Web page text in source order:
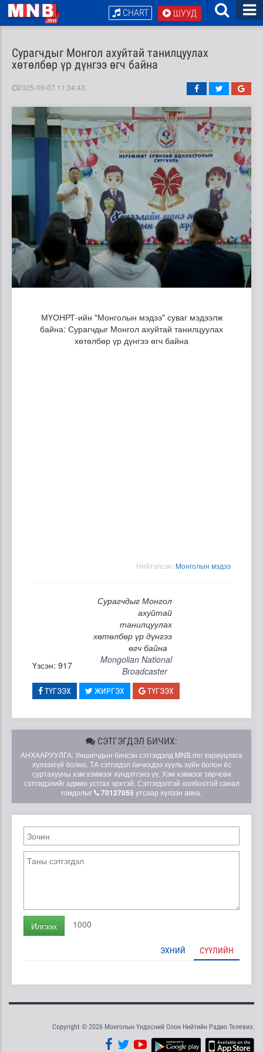
ШУУД
CHART
Сурагчдыг Монгол ахуйтай танилцуулах
хөтөлбөр үр дүнгээ өгч байна
2025-09-07 11:34:43
МҮОНРТ-ийн "Монголын мэдээ" суваг мэдээлж
байна: Сурагчдыг Монгол ахуйтай танилцуулах
хөтөлбөр үр дүнгээ өгч байна
Нийтэлсэн: Moнголын мэдээ
Сурагчдыг Монгол
ахуйтай
танилцуулах
хөтөлбөр үр дүнгээ
өгч байна
Үзсэн: 917
Mongolian National
Broadcaster
ТҮГЭЭХ ЖИРГЭХ ТҮГЭЭХ
СЭТГЭГДЭЛ БИЧИХ:
АНХААРУУЛГА: Уншигчдын бичсэн сэтгэгдэлд MNB.mn хариуцлага
хүлээхгүй болно. ТА сэтгэгдэл бичихдээ хууль зүйн болон ёс
суртахууны хэм хэмжээг хүндэтгэнэ үү. Хэм хэмжээг зөрчсөн
сэтгэгдэлийг админ устгах эрхтэй. Сэтгэгдэлтэй холбоотой санал
гомдолыг
70127055 утсаар хүлээн авна.
Илгээх 1000
ЭХНИЙ СҮҮЛИЙН
Copyright © 2026 Монголын Үндэсний Олон Нийтийн Радио Телевиз.